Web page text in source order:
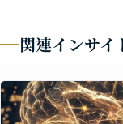
関連インサイ